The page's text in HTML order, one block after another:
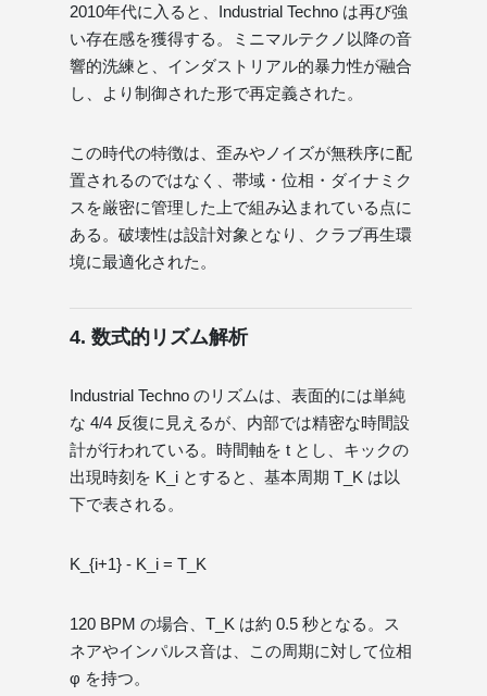
2010年代に入ると、Industrial Techno は再び強
い存在感を獲得する。ミニマルテクノ以降の音
響的洗練と、インダストリアル的暴力性が融合
し、より制御された形で再定義された。
この時代の特徴は、歪みやノイズが無秩序に配
置されるのではなく、帯域・位相・ダイナミク
スを厳密に管理した上で組み込まれている点に
ある。破壊性は設計対象となり、クラブ再生環
境に最適化された。
4. 数式的リズム解析
Industrial Techno のリズムは、表面的には単純
な 4/4 反復に見えるが、内部では精密な時間設
計が行われている。時間軸を t とし、キックの
出現時刻を K_i とすると、基本周期 T_K は以
下で表される。
K_{i+1} - K_i = T_K
120 BPM の場合、T_K は約 0.5 秒となる。ス
ネアやインパルス音は、この周期に対して位相
φ を持つ。